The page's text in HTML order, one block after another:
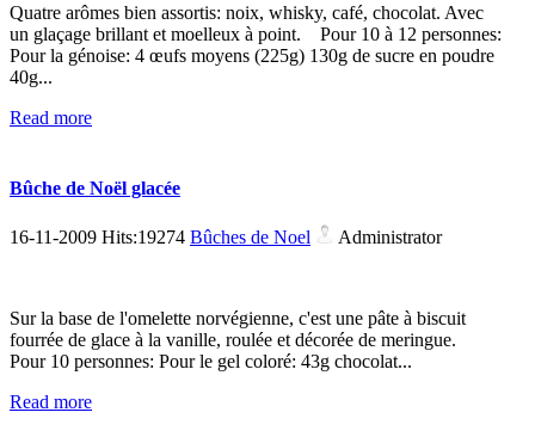
Quatre arômes bien assortis: noix, whisky, café, chocolat. Avec
un glaçage brillant et moelleux à point. Pour 10 à 12 personnes:
Pour la génoise: 4 œufs moyens (225g) 130g de sucre en poudre
40g...
Read more
Bûche de Noël glacée
16-11-2009 Hits:19274 Bûches de Noel Administrator
Sur la base de l'omelette norvégienne, c'est une pâte à biscuit
fourrée de glace à la vanille, roulée et décorée de meringue.
Pour 10 personnes: Pour le gel coloré: 43g chocolat...
Read more